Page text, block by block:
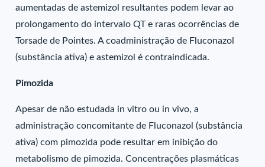
aumentadas de astemizol resultantes podem levar ao
prolongamento do intervalo QT e raras ocorrências de
Torsade de Pointes. A coadministração de Fluconazol
(substância ativa) e astemizol é contraindicada.
Pimozida
Apesar de não estudada in vitro ou in vivo, a
administração concomitante de Fluconazol (substância
ativa) com pimozida pode resultar em inibição do
metabolismo de pimozida. Concentrações plasmáticas